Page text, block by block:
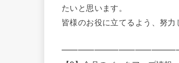
たいと思います。
皆様のお役に立てるよう、努力